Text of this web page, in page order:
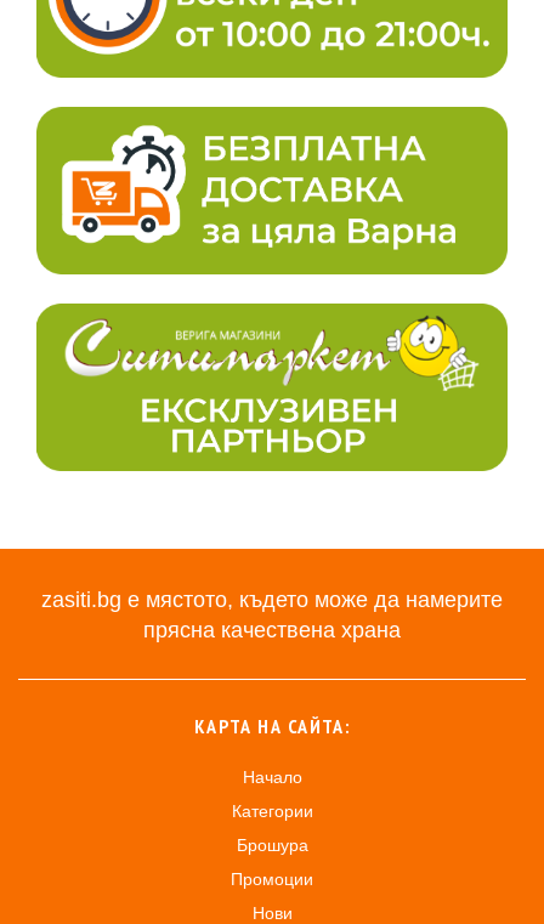
zasiti.bg е мястото, където може да намерите
прясна качествена храна
КАРТА НА САЙТА:
Начало
Категории
Брошура
Промоции
Нови